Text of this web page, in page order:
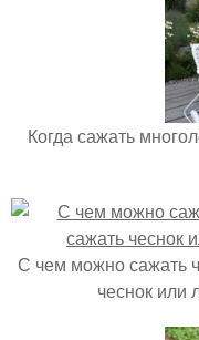
Когда сажать
С чем можно сажать
чеснок или